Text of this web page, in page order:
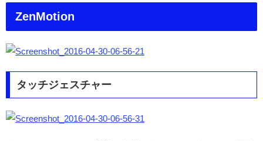
ZenMotion
タッチジェスチャー